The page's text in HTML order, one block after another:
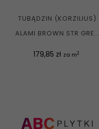
TUBĄDZIN (KORZILIUS)
ALAMI BROWN STR GRES
Cena
179,85 zł za m2